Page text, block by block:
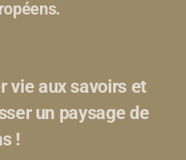
vie aux savoirs et
un paysage de
!